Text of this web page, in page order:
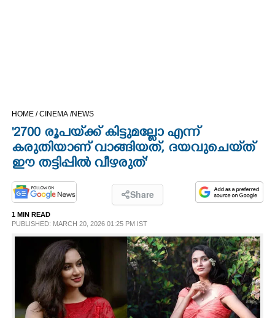
OPINION
PHOTOS
LIFESTYLE
SPIRITUAL
INFO+
HOME /CINEMA /NEWS
'2700 രൂപയ്‌ക്ക് കിട്ടുമല്ലോ എന്ന്
കരുതിയാണ് വാങ്ങിയത്, ദയവുചെയ്‌ത്
ഈ തട്ടിപ്പിൽ വീഴരുത്'
Share
1 MIN READ
PUBLISHED: MARCH 20, 2026 01:25 PM IST